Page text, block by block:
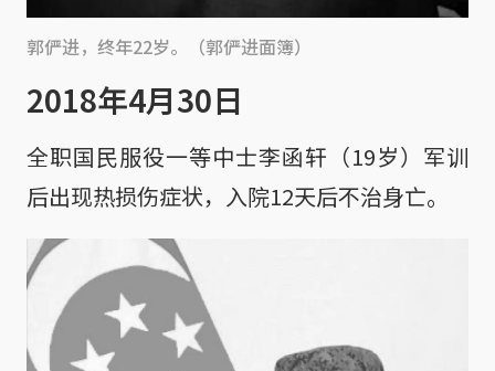
郭俨进，终年22岁。（郭俨进面簿）
2018年4月30日
全职国民服役一等中士李函轩（19岁）军训
后出现热损伤症状，入院12天后不治身亡。